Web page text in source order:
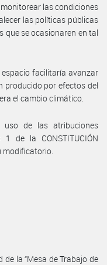
las condiciones
las políticas públicas
que se ocasionaren en tal
facilitaría avanzar
producido por efectos del
el cambio climático.
de las atribuciones
de la CONSTITUCIÓN
modificatorio.
de la “Mesa de Trabajo de